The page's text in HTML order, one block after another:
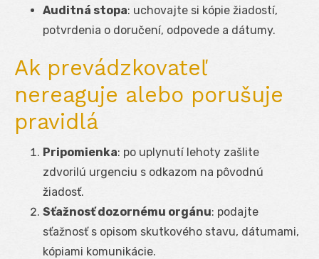
Auditná stopa: uchovajte si kópie žiadostí,
potvrdenia o doručení, odpovede a dátumy.
Ak prevádzkovateľ
nereaguje alebo porušuje
pravidlá
Pripomienka: po uplynutí lehoty zašlite
zdvorilú urgenciu s odkazom na pôvodnú
žiadosť.
Sťažnosť dozornému orgánu: podajte
sťažnosť s opisom skutkového stavu, dátumami,
kópiami komunikácie.